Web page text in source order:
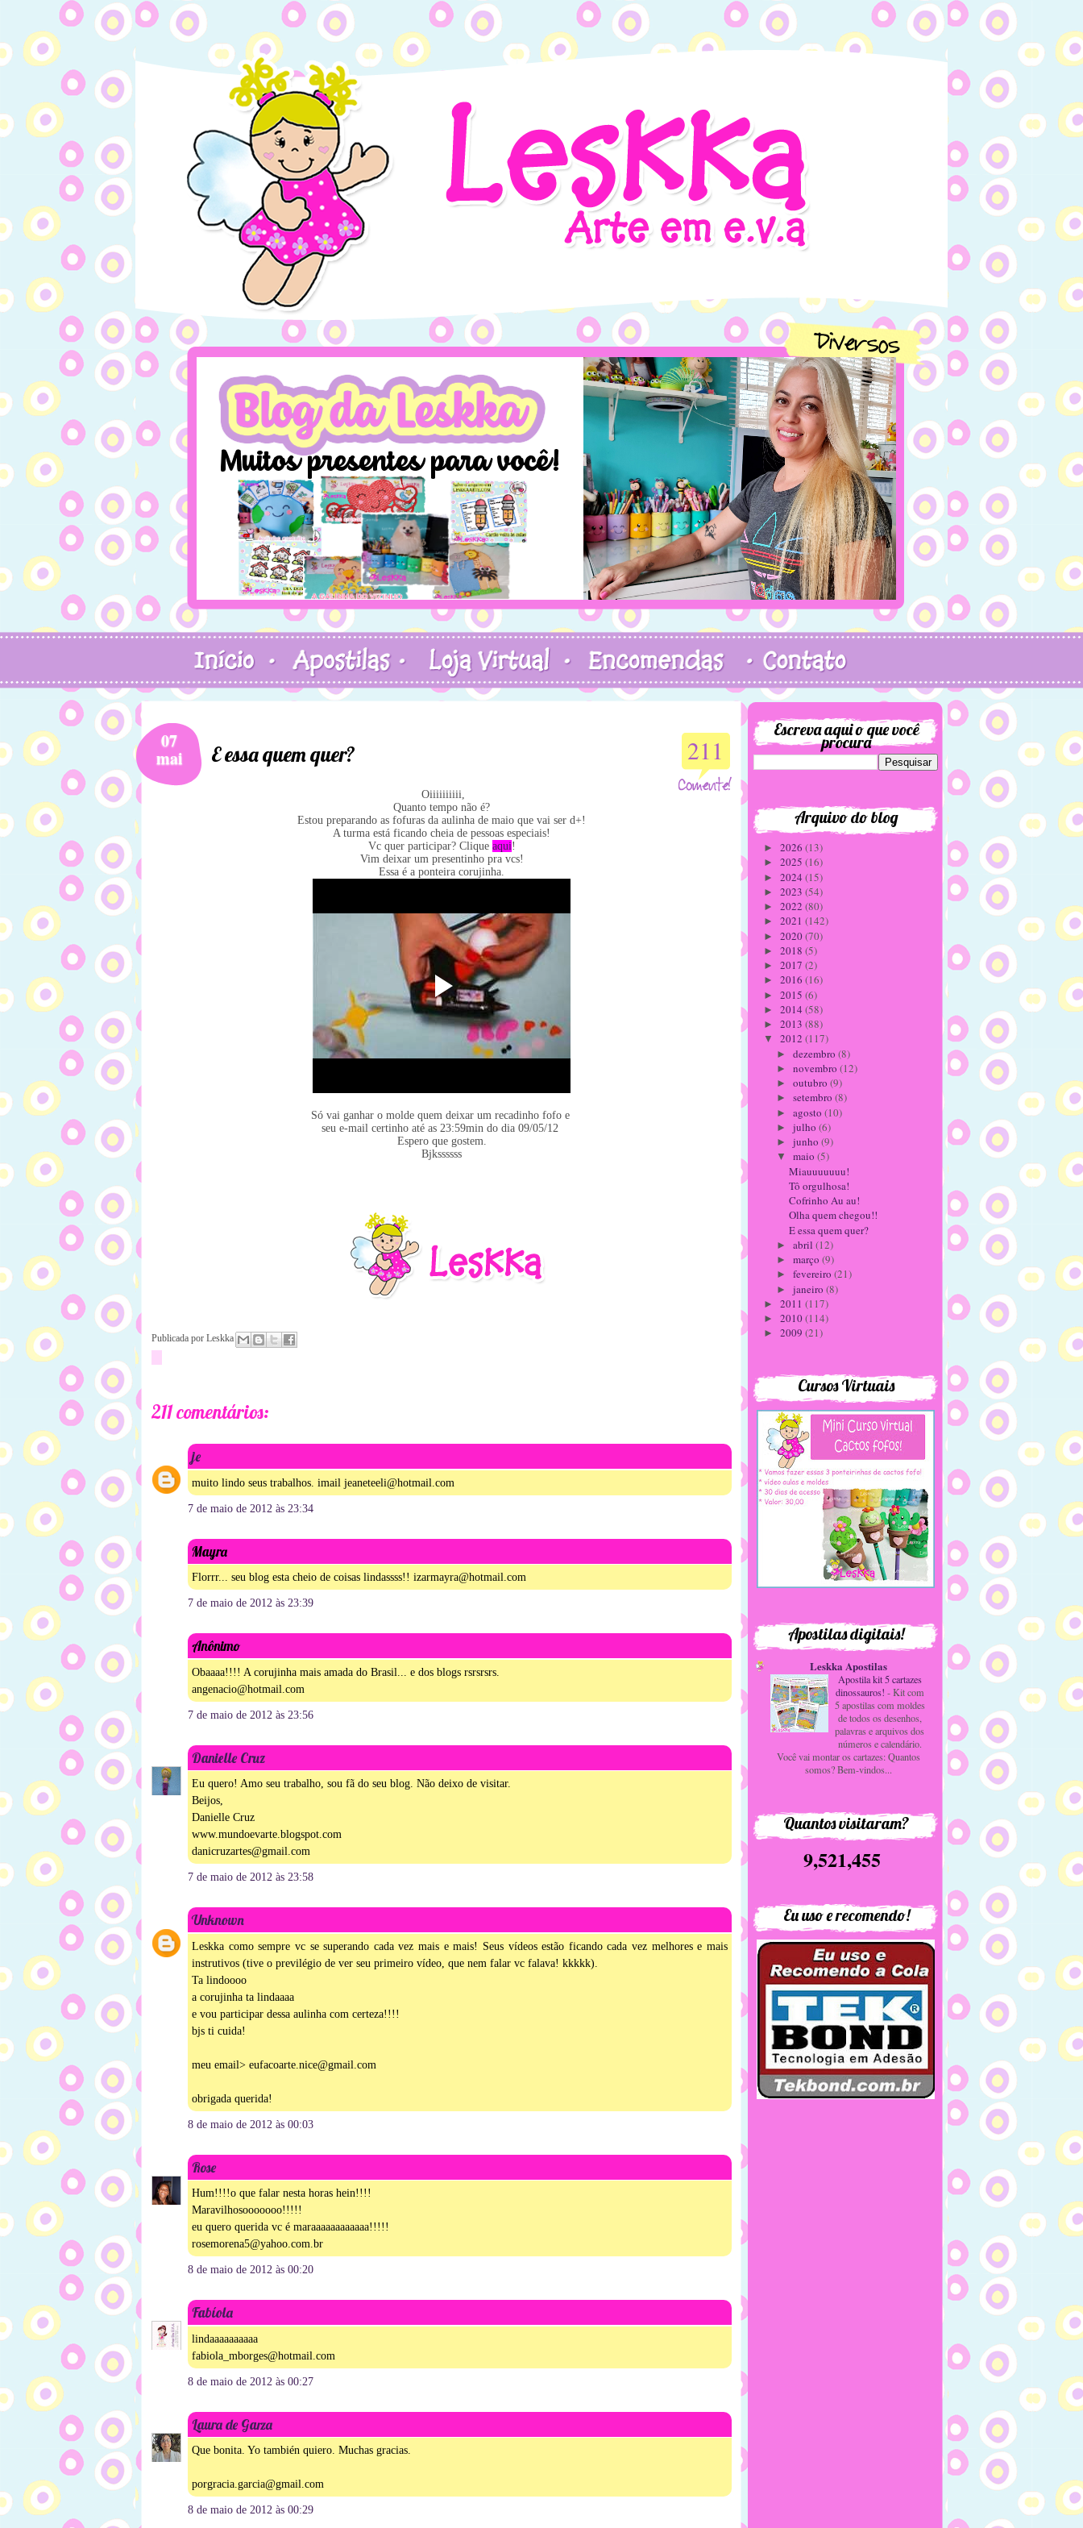
07
mai 211
E essa quem quer?
Oiiiiiiiiii,
Quanto tempo não é?
Estou preparando as fofuras da aulinha de maio que vai ser d+!
A turma está ficando cheia de pessoas especiais!
Vc quer participar? Clique aqui!
Vim deixar um presentinho pra vcs!
Essa é a ponteira corujinha.
Só vai ganhar o molde quem deixar um recadinho fofo e
seu e-mail certinho até as 23:59min do dia 09/05/12
Espero que gostem.
Bjkssssss
Publicada por Leskka
211 comentários:
je
muito lindo seus trabalhos. imail jeaneteeli@hotmail.com
7 de maio de 2012 às 23:34
Mayra
Florrr... seu blog esta cheio de coisas lindassss!! izarmayra@hotmail.com
7 de maio de 2012 às 23:39
Anônimo
Obaaaa!!!! A corujinha mais amada do Brasil... e dos blogs rsrsrsrs.
angenacio@hotmail.com
7 de maio de 2012 às 23:56
Danielle Cruz
Eu quero! Amo seu trabalho, sou fã do seu blog. Não deixo de visitar.
Beijos,
Danielle Cruz
www.mundoevarte.blogspot.com
danicruzartes@gmail.com
7 de maio de 2012 às 23:58
Unknown
Leskka como sempre vc se superando cada vez mais e mais! Seus vídeos estão ficando cada vez melhores e mais
instrutivos (tive o previlégio de ver seu primeiro vídeo, que nem falar vc falava! kkkkk).
Ta lindoooo
a corujinha ta lindaaaa
e vou participar dessa aulinha com certeza!!!!
bjs ti cuida!
meu email> eufacoarte.nice@gmail.com
obrigada querida!
8 de maio de 2012 às 00:03
Rose
Hum!!!!o que falar nesta horas hein!!!!
Maravilhosooooooo!!!!!
eu quero querida vc é maraaaaaaaaaaaa!!!!!
rosemorena5@yahoo.com.br
8 de maio de 2012 às 00:20
Fabíola
lindaaaaaaaaaa
fabiola_mborges@hotmail.com
8 de maio de 2012 às 00:27
Laura de Garza
Que bonita. Yo también quiero. Muchas gracias.
porgracia.garcia@gmail.com
8 de maio de 2012 às 00:29
Escreva aqui o que você
procura
Arquivo do blog
► 2026 (13)
► 2025 (16)
► 2024 (15)
► 2023 (54)
► 2022 (80)
► 2021 (142)
► 2020(70)
► 2018 (5)
► 2017 (2)
► 2016 (16)
► 2015 (6)
► 2014 (58)
► 2013 (88)
▼ 2012 (117)
► dezembro (8)
► novembro (12)
► outubro (9)
► setembro (8)
► agosto (10)
► julho (6)
► junho (9)
▼ maio (5)
Miauuuuuuu!
Tô orgulhosa!
Cofrinho Au au!
Olha quem chegou!!
E essa quem quer?
► abril (12)
► março (9)
► fevereiro (21)
► janeiro (8)
► 2011 (117)
► 2010(114)
► 2009 (21)
Cursos Virtuais
Apostilas digitais!
Leskka Apostilas
Apostila kit 5 cartazes
dinossauros! -Kit com
5 apostilas com moldes
de todos os desenhos,
palavras e arquivos dos
números e calendário.
Você vai montar os cartazes: Quantos
somos? Bem-vindos...
Quantos visitaram?
9,521,455
Eu uso e recomendo!